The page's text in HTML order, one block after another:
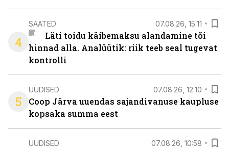
4
SAATED 07.08.26, 15:11
Läti toidu käibemaksu alandamine tõi
hinnad alla. Analüütik: riik teeb seal tugevat
kontrolli
5
UUDISED 07.08.26, 12:10
Coop Järva uuendas sajandivanuse kaupluse
kopsaka summa eest
UUDISED 07.08.26, 10:58